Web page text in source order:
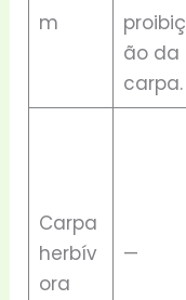
m
proibiç
ão da
carpa.
Carpa
herbív
ora
—